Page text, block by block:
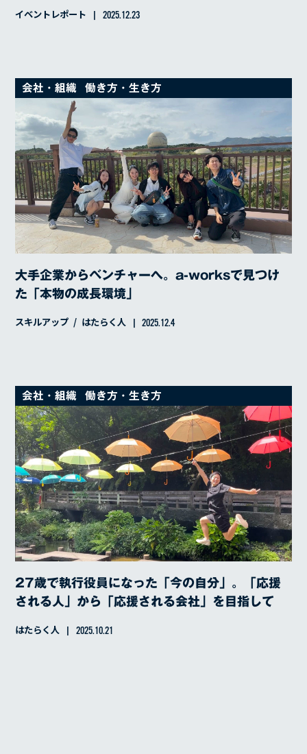
イベントレポート 2025.12.23
会社・組織 働き方・生き方
大手企業からベンチャーへ。a-worksで見つけ
た「本物の成長環境」
スキルアップ はたらく人 2025.12.4
会社・組織 働き方・生き方
27歳で執行役員になった「今の自分」。「応援
される人」から「応援される会社」を目指して
はたらく人 2025.10.21